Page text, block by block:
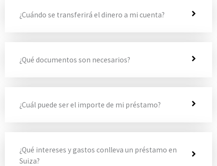
¿Cuándo se transferirá el dinero a mi cuenta?
¿Qué documentos son necesarios?
¿Cuál puede ser el importe de mi préstamo?
¿Qué intereses y gastos conlleva un préstamo en
Suiza?